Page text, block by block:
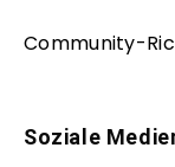
Community-
Soziale